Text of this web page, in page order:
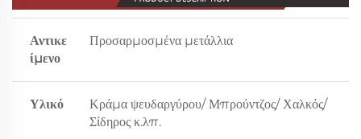
Αντικε
ίμενο
Προσαρμοσμένα μετάλλια
Υλικό
Κράμα ψευδαργύρου/ Μπρούντζος/ Χαλκός/
Σίδηρος κ.λπ.